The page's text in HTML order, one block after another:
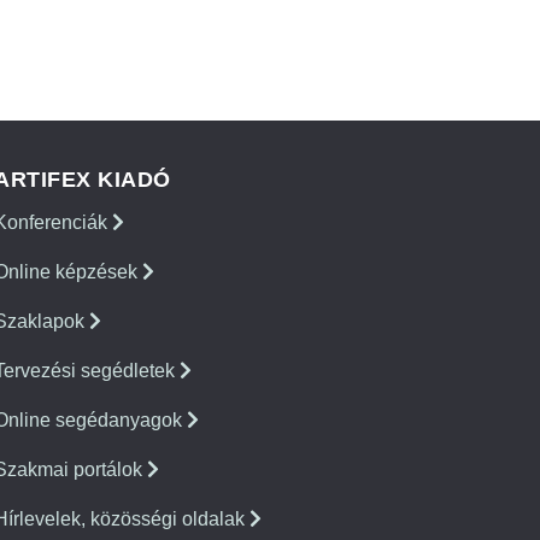
KIADÓ
képzések
segédletek
segédanyagok
portálok
közösségi oldalak